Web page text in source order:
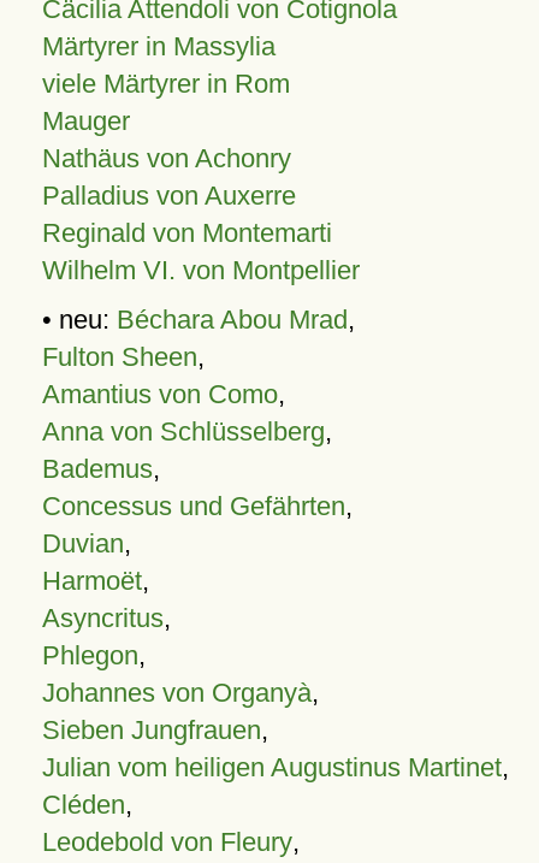
Cäcilia Attendoli von Cotignola
Märtyrer in Massylia
viele Märtyrer in Rom
Mauger
Nathäus von Achonry
Palladius von Auxerre
Reginald von Montemarti
Wilhelm VI. von Montpellier
• neu: Béchara Abou Mrad,
Fulton Sheen,
Amantius von Como,
Anna von Schlüsselberg,
Bademus,
Concessus und Gefährten,
Duvian,
Harmoët,
Asyncritus,
Phlegon,
Johannes von Organyà,
Sieben Jungfrauen,
Julian vom heiligen Augustinus Martinet,
Cléden,
Leodebold von Fleury,